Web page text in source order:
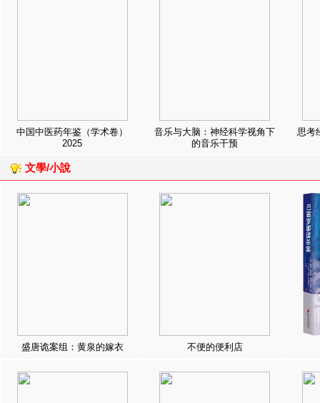
中国中医药年鉴（学术卷）
2025
音乐与大脑：神经科学视角下
的音乐干预
思考
文學/小說
盛唐诡案组：黄泉的嫁衣 不便的便利店